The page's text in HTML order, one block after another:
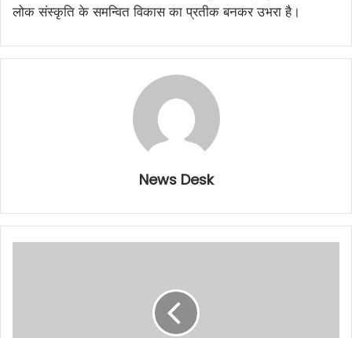
लोक संस्कृति के समन्वित विकास का प्रतीक बनकर उभरा है।
News Desk